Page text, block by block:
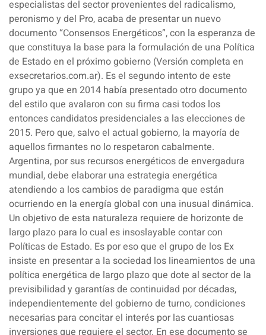
especialistas del sector provenientes del radicalismo,
peronismo y del Pro, acaba de presentar un nuevo
documento “Consensos Energéticos”, con la esperanza de
que constituya la base para la formulación de una Política
de Estado en el próximo gobierno (Versión completa en
exsecretarios.com.ar). Es el segundo intento de este
grupo ya que en 2014 había presentado otro documento
del estilo que avalaron con su firma casi todos los
entonces candidatos presidenciales a las elecciones de
2015. Pero que, salvo el actual gobierno, la mayoría de
aquellos firmantes no lo respetaron cabalmente.
Argentina, por sus recursos energéticos de envergadura
mundial, debe elaborar una estrategia energética
atendiendo a los cambios de paradigma que están
ocurriendo en la energía global con una inusual dinámica.
Un objetivo de esta naturaleza requiere de horizonte de
largo plazo para lo cual es insoslayable contar con
Políticas de Estado. Es por eso que el grupo de los Ex
insiste en presentar a la sociedad los lineamientos de una
política energética de largo plazo que dote al sector de la
previsibilidad y garantías de continuidad por décadas,
independientemente del gobierno de turno, condiciones
necesarias para concitar el interés por las cuantiosas
inversiones que requiere el sector. En ese documento se